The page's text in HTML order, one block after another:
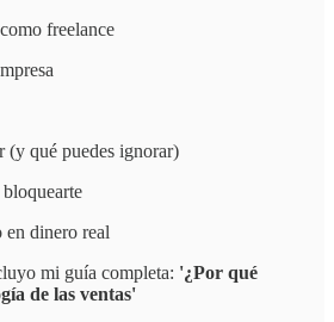
freelance
(y qué puedes ignorar)
dinero real
mi guía completa: '¿Por qué
de las ventas'